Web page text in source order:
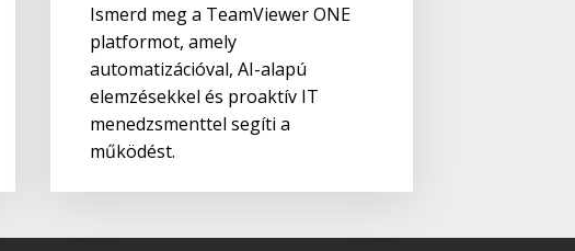
Ismerd meg a TeamViewer ONE
platformot, amely
automatizációval, AI-alapú
elemzésekkel és proaktív IT
menedzsmenttel segíti a
működést.